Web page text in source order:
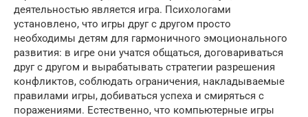
деятельностью является игра. Психологами
установлено, что игры друг с другом просто
необходимы детям для гармоничного эмоционального
развития: в игре они учатся общаться, договариваться
друг с другом и вырабатывать стратегии разрешения
конфликтов, соблюдать ограничения, накладываемые
правилами игры, добиваться успеха и смиряться с
поражениями. Естественно, что компьютерные игры